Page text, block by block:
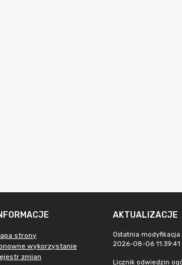
strony
wykorzystanie
zmian
AKTUALIZACJE
Ostatnia modyfikacja
2026-08-06 11:39:41
Licznik odwiedzin